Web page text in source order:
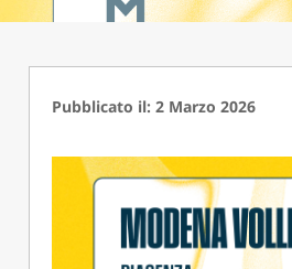
Pubblicato il: 2 Marzo 2026